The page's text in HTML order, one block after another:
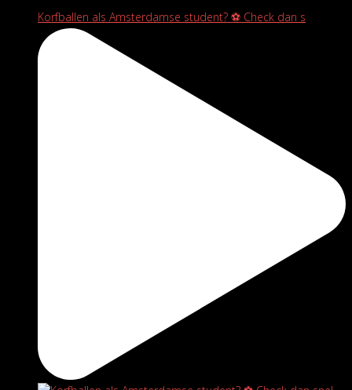
Korfballen als Amsterdamse student? ⚽️ Check dan s